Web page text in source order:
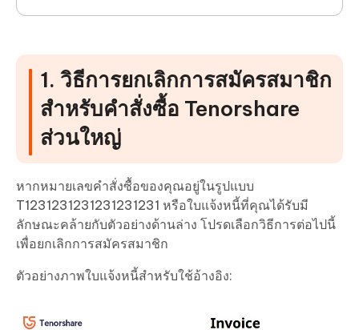
1. วิธีการยกเลิกการสมัครสมาชิก
สำหรับคำสั่งซื้อ Tenorshare
ส่วนใหญ่
หากหมายเลขคำสั่งซื้อของคุณอยู่ในรูปแบบ
T1231231231231231231 หรือใบแจ้งหนี้ที่คุณได้รับมี
ลักษณะคล้ายกับตัวอย่างด้านล่าง โปรดเลือกวิธีการต่อไปนี้
เพื่อยกเลิกการสมัครสมาชิก
ตัวอย่างภาพใบแจ้งหนี้สำหรับใช้อ้างอิง: